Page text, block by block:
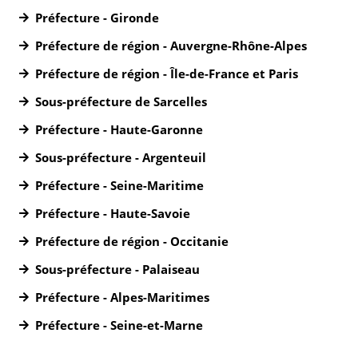
Préfecture - Gironde
Préfecture de région - Auvergne-Rhône-Alpes
Préfecture de région - Île-de-France et Paris
Sous-préfecture de Sarcelles
Préfecture - Haute-Garonne
Sous-préfecture - Argenteuil
Préfecture - Seine-Maritime
Préfecture - Haute-Savoie
Préfecture de région - Occitanie
Sous-préfecture - Palaiseau
Préfecture - Alpes-Maritimes
Préfecture - Seine-et-Marne